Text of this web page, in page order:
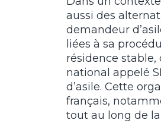
aussi des
demandeur
liées à sa
résidence stable,
national appelé
d’asile. Cette
français,
tout au long de la